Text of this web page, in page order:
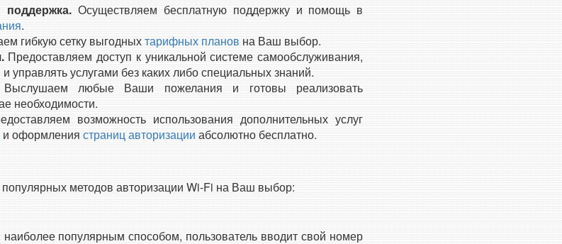
поддержка.Осуществляем бесплатную поддержку и помощь в
.
гибкую сетку выгодныхтарифных планов на Ваш выбор.
Предоставляем доступ к уникальной системе самообслуживания,
управлять услугами без каких либо специальных знаний.
Выслушаем любые Ваши пожелания и готовы реализовать
необходимости.
возможность использования дополнительных услуг
и оформления страниц авторизации абсолютно бесплатно.
методов авторизации Wi-Fi на Ваш выбор:
популярным способом, пользователь вводит свой номер